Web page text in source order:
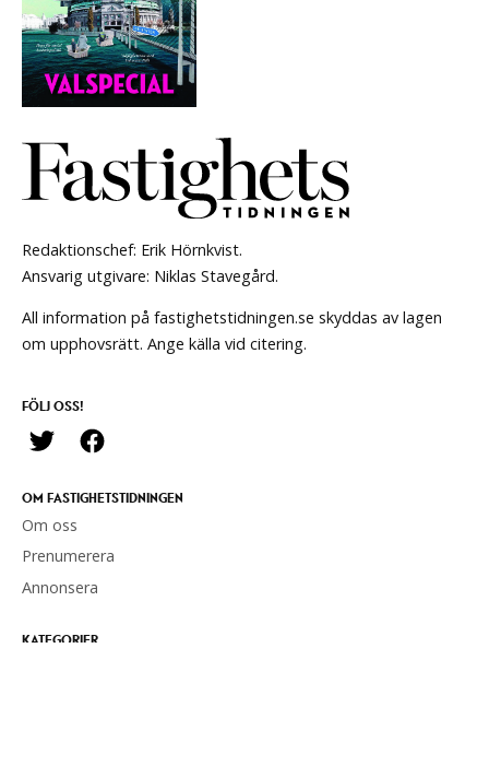
Redaktionschef: Erik Hörnkvist.
Ansvarig utgivare: Niklas Stavegård.
All information på fastighetstidningen.se skyddas av lagen
om upphovsrätt. Ange källa vid citering.
FÖLJ OSS!
OM FASTIGHETSTIDNINGEN
Om oss
Prenumerera
Annonsera
KATEGORIER